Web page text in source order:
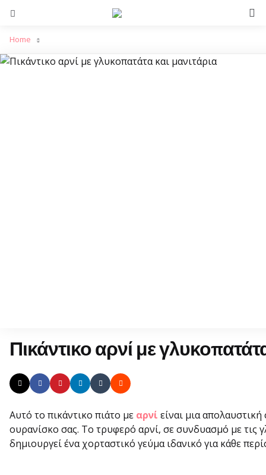
Home
Πικάντικο αρνί με
Αυτό το πικάντικο πιάτο με αρνί είναι μια
ουρανίσκο σας. Το τρυφερό αρνί, σε συνδυασμό με τις
δημιουργεί ένα χορταστικό γεύμα ιδανικό για κάθε